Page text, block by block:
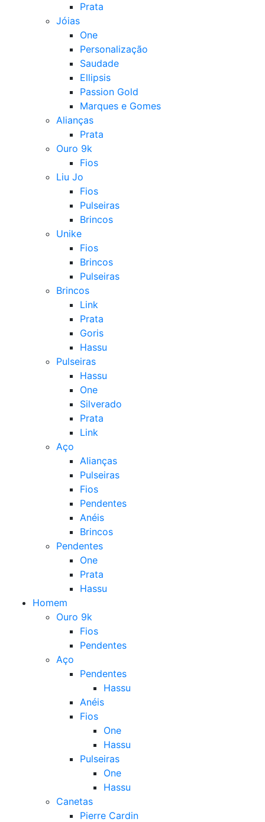
Prata
Jóias
One
Personalização
Saudade
Ellipsis
Passion Gold
Marques e Gomes
Alianças
Prata
Ouro 9k
Fios
Liu Jo
Fios
Pulseiras
Brincos
Unike
Fios
Brincos
Pulseiras
Brincos
Link
Prata
Goris
Hassu
Pulseiras
Hassu
One
Silverado
Prata
Link
Aço
Alianças
Pulseiras
Fios
Pendentes
Anéis
Brincos
Pendentes
One
Prata
Hassu
Homem
Ouro 9k
Fios
Pendentes
Aço
Pendentes
Hassu
Anéis
Fios
One
Hassu
Pulseiras
One
Hassu
Canetas
Pierre Cardin